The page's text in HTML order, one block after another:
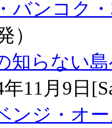
バンコク
）
知らない
年11月9日
ンジ・オ